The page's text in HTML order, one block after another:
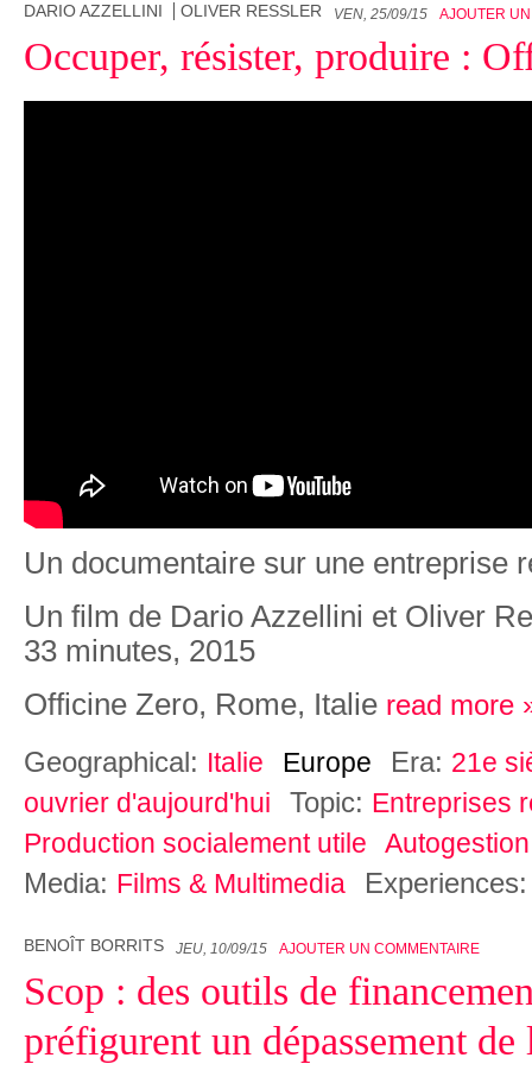
DARIO AZZELLINI OLIVER RESSLER VEN, 25/09/15 AJOUTER
Occuper, résister, produire :
Un documentaire sur une entreprise
Un film de Dario Azzellini et Oliver
33 minutes, 2015
Officine Zero, Rome, Italie read more
Geographical: Italie Europe Era: 21e
ouvrier d'aujourd'hui
Topic: Entreprises
Production socialement utile
Media: Films & Multimedia
BENOÎT BORRITS JEU, 10/09/15 AJOUTER UN COMMENTAIRE
Scop : des outils de
préfigurent un dépassement